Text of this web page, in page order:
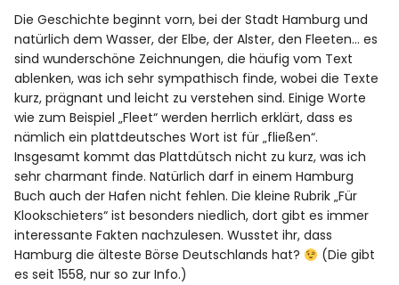
Die Geschichte beginnt vorn, bei der Stadt Hamburg und
natürlich dem Wasser, der Elbe, der Alster, den Fleeten… es
sind wunderschöne Zeichnungen, die häufig vom Text
ablenken, was ich sehr sympathisch finde, wobei die Texte
kurz, prägnant und leicht zu verstehen sind. Einige Worte
wie zum Beispiel „Fleet“ werden herrlich erklärt, dass es
nämlich ein plattdeutsches Wort ist für „fließen“.
Insgesamt kommt das Plattdütsch nicht zu kurz, was ich
sehr charmant finde. Natürlich darf in einem Hamburg
Buch auch der Hafen nicht fehlen. Die kleine Rubrik „Für
Klookschieters“ ist besonders niedlich, dort gibt es immer
interessante Fakten nachzulesen. Wusstet ihr, dass
Hamburg die älteste Börse Deutschlands hat?
(Die gibt
es seit 1558, nur so zur Info.)